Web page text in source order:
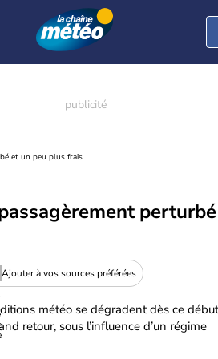
et un peu plus frais
perturbé
Ajouter à vos sources préférées
météo se dégradent dès ce début
retour, sous l’influence d’un régime